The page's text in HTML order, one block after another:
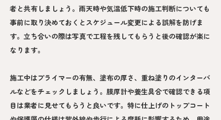
者と共有しましょう。雨天時や気温低下時の施工判断についても
事前に取り決めておくとスケジュール変更による誤解を防げま
す。立ち合いの際は写真で工程を残してもらうと後の確認が楽に
なります。
施工中はプライマーの有無、塗布の厚さ、重ね塗りのインターバ
ルなどをチェックしましょう。膜厚計や養生具合で確認できる項
目は業者に見せてもらうと良いです。特に仕上げのトップコート